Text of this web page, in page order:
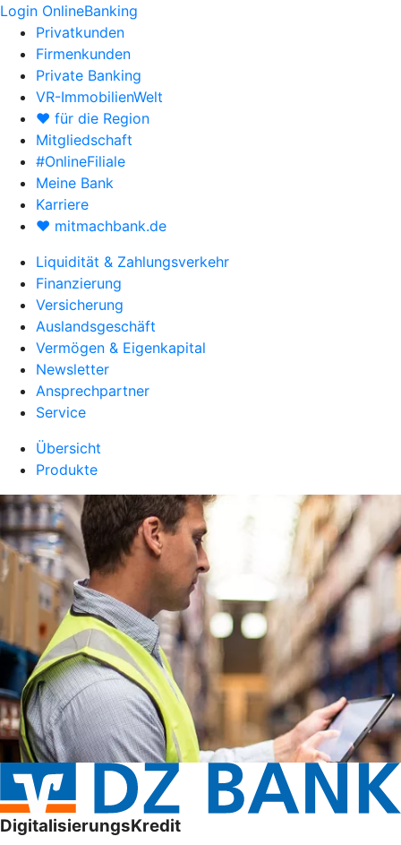
Login OnlineBanking
Privatkunden
Firmenkunden
Private Banking
VR-ImmobilienWelt
♥ für die Region
Mitgliedschaft
#OnlineFiliale
Meine Bank
Karriere
♥ mitmachbank.de
Liquidität & Zahlungsverkehr
Finanzierung
Versicherung
Auslandsgeschäft
Vermögen & Eigenkapital
Newsletter
Ansprechpartner
Service
Übersicht
Produkte
DigitalisierungsKredit